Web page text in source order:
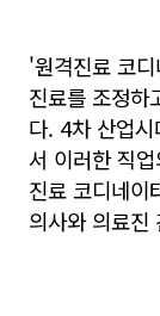
'원격진료 코
진료를 조정하
다. 4차 산업
서 이러한 직
진료 코디네이
의사와 의료진